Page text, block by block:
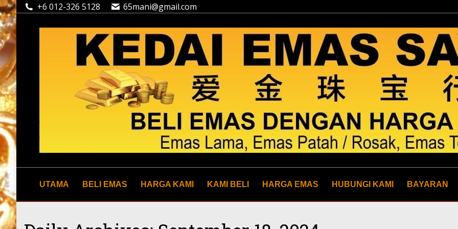
+6 012-326 5128 65mani@gmail.com
UTAMA BELI EMAS HARGA KAMI KAMI BELI HARGA EMAS HUBUNGI KAMI BAYARAN